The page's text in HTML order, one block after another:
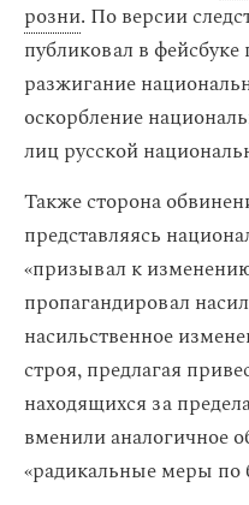
розни. По версии
публиковал в
разжигание
оскорбление
лиц русской
Также сторона
представляясь
«призывал к
пропагандировал
насильственное
строя, предлагая
находящихся за
вменили аналогичное
«радикальные меры по